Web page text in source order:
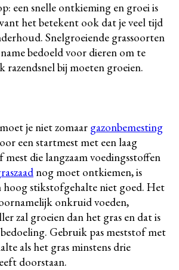
een snelle ontkieming en groei is
het betekent ook dat je veel tijd
Snelgroeiende grassoorten
bedoeld voor dieren om te
razendsnel bij moeten groeien.
je niet zomaar gazonbemesting
een startmest met een laag
die langzaam voedingsstoffen
nog moet ontkiemen, is
hoog stikstofgehalte niet goed. Het
onkruid voeden,
zal groeien dan het gras en dat is
Gebruik pas meststof met
als het gras minstens drie
doorstaan.